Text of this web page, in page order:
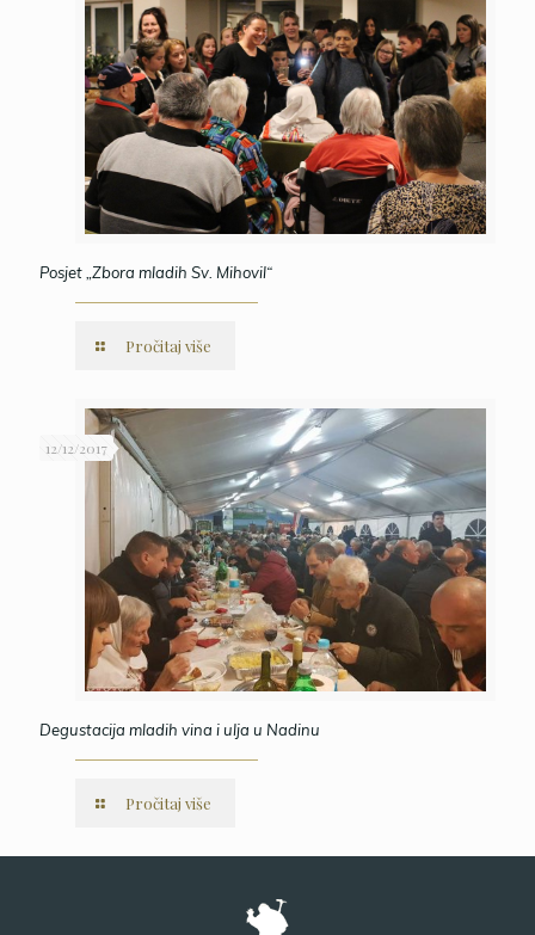
Posjet „Zbora mladih Sv. Mihovil“
Pročitaj više
12/12/2017
Degustacija mladih vina i ulja u Nadinu
Pročitaj više